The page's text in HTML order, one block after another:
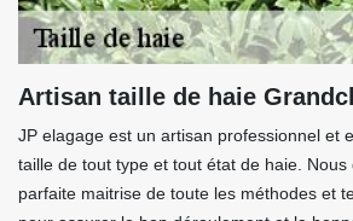
Artisan taille de haie
JP elagage est un artisan professionnel et
taille de tout type et tout état de haie. Nous
parfaite maitrise de toute les méthodes et